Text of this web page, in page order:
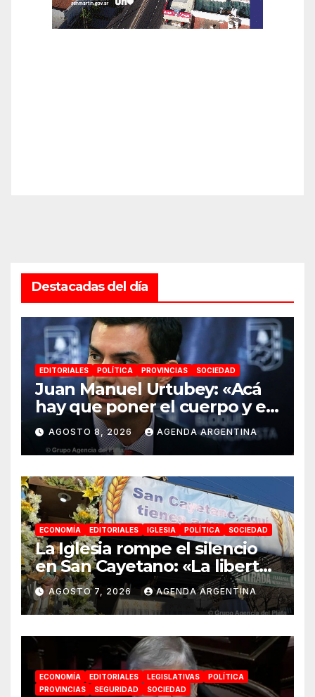
Destacadas del día
EDITORIALES POLÍTICA PROVINCIAS SOCIEDAD
Juan Manuel Urtubey: «Acá
hay que poner el cuerpo y el
alma. La Argentina tiene que
ir a la construcción de un
proyecto nacional»
AGOSTO 8, 2026 AGENDA ARGENTINA
ECONOMÍA EDITORIALES IGLESIA POLÍTICA SOCIEDAD
La Iglesia rompe el silencio
en San Cayetano: «La libertad
económica no puede ser
absoluta»
AGOSTO 7, 2026 AGENDA ARGENTINA
ECONOMÍA EDITORIALES LEGISLATIVAS
POLÍTICA
PROVINCIAS
SEGURIDAD SOCIEDAD